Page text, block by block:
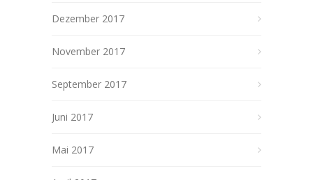
Dezember 2017
November 2017
September 2017
Juni 2017
Mai 2017